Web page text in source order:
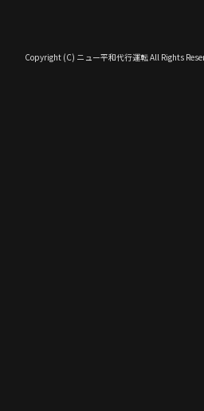
Copyright (C) ニュー平和代行運転 All Rights